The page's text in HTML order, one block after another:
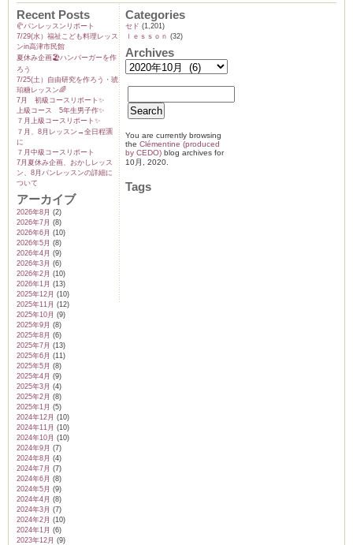
当！
New
秋
の
新
ニ
ー！
は
Recent Posts
🥐パンレッスンリポート
7/29(水）福祉こども料理レッス
ンin高津市民館
夏休み企画🏖️ハンバーガーを作
ろう
7/25(土）自由研究を作ろう・琥
珀糖レッスン🌈
7月 初級コースリポート✨️
上級コース 5年生男子作✨️
７月上級コースリポート✨️
７月、8月レッスン→全日程🈵
に
７月中級コースリポート
7月夏休み企画、おかしレッス
ン、8月パンレッスンの詳細に
ついて
アーカイブ
2026年8月 (2)
2026年7月 (8)
2026年6月 (10)
2026年5月 (8)
2026年4月 (9)
2026年3月 (6)
2026年2月 (10)
2026年1月 (13)
2025年12月 (10)
2025年11月 (12)
2025年10月 (9)
2025年9月 (8)
2025年8月 (6)
2025年7月 (13)
2025年6月 (11)
2025年5月 (8)
2025年4月 (9)
2025年3月 (4)
2025年2月 (8)
2025年1月 (5)
2024年12月 (10)
2024年11月 (10)
2024年10月 (10)
2024年9月 (7)
2024年8月 (4)
2024年7月 (7)
2024年6月 (8)
2024年5月 (9)
2024年4月 (8)
2024年3月 (7)
2024年2月 (10)
2024年1月 (6)
2023年12月 (9)
Categories
セド (1,201)
ｌｅｓｓｏｎ (32)
Archives
You are currently browsing
the Clémentine (produced
by CEDO)blog archives for
10月, 2020.
Tags